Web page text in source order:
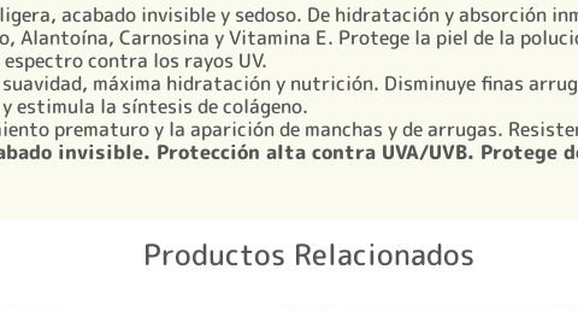
acabado invisible y sedoso. De hidratación y absorción
Alantoína, Carnosina y Vitamina E. Protege la piel de la
contra los rayos UV.
máxima hidratación y nutrición. Disminuye finas
estimula la síntesis de colágeno.
prematuro y la aparición de manchas y de arrugas.
invisible. Protección alta contra UVA/UVB. Protege
Productos Relacionados